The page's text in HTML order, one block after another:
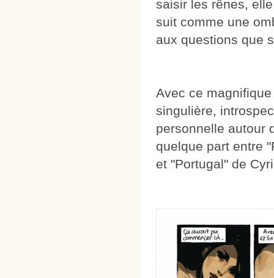
saisir les rênes,
suit comme une
aux questions que
Avec ce
singulière,
personnelle autour
quelque part entre
et "Portugal" de